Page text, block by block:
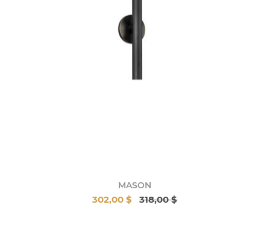
MASON
302,00 $ 318,00 $